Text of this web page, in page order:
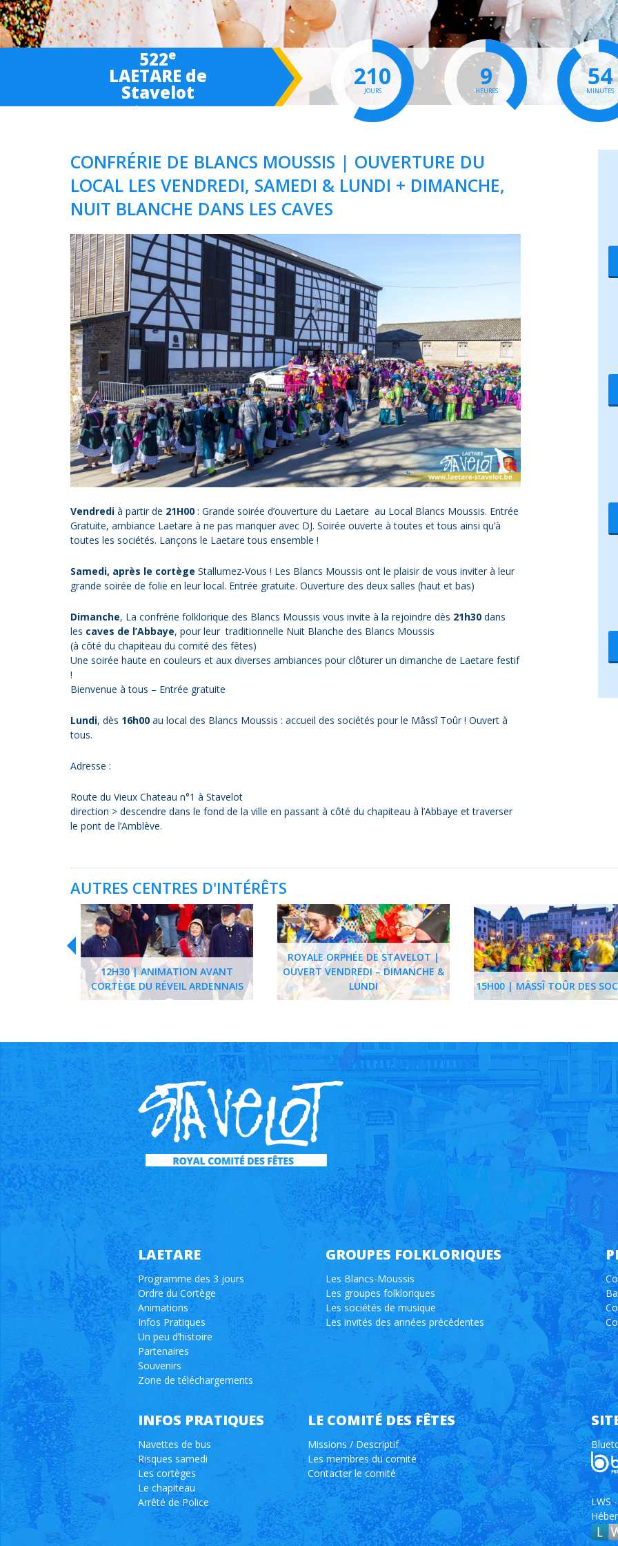
522e
LAETARE de
Stavelot
March 6-7-8 2027
210
JOURS
9
HEURES
54
MINUTES
CONFRÉRIE DE BLANCS MOUSSIS | OUVERTURE DU
LOCAL LES VENDREDI, SAMEDI & LUNDI + DIMANCHE,
NUIT BLANCHE DANS LES CAVES
Vendredi à partir de 21H00 : Grande soirée d’ouverture du Laetare au Local Blancs Moussis. Entrée
Gratuite, ambiance Laetare à ne pas manquer avec DJ. Soirée ouverte à toutes et tous ainsi qu’à
toutes les sociétés. Lançons le Laetare tous ensemble !
Samedi, après le cortège Stallumez-Vous ! Les Blancs Moussis ont le plaisir de vous inviter à leur
grande soirée de folie en leur local. Entrée gratuite. Ouverture des deux salles (haut et bas)
Dimanche, La confrérie folklorique des Blancs Moussis vous invite à la rejoindre dès 21h30 dans
les caves de l’Abbaye, pour leur traditionnelle Nuit Blanche des Blancs Moussis
(à côté du chapiteau du comité des fêtes)
Une soirée haute en couleurs et aux diverses ambiances pour clôturer un dimanche de Laetare festif
!
Bienvenue à tous – Entrée gratuite
Lundi, dès 16h00 au local des Blancs Moussis : accueil des sociétés pour le Mâssî Toûr ! Ouvert à
tous.
Adresse :
Route du Vieux Chateau n°1 à Stavelot
direction > descendre dans le fond de la ville en passant à côté du chapiteau à l’Abbaye et traverser
le pont de l’Amblève.
AUTRES CENTRES D'INTÉRÊTS
12H30 | ANIMATION AVANT
CORTÈGE DU RÉVEIL ARDENNAIS
ROYALE ORPHÉE DE STAVELOT |
OUVERT VENDREDI – DIMANCHE &
LUNDI
15H00 | MÂSSÎ TOÛR DES
LAETARE
Programme des 3 jours
Ordre du Cortège
Animations
Infos Pratiques
Un peu d’histoire
Partenaires
Souvenirs
Zone de téléchargements
GROUPES FOLKLORIQUES
Les Blancs-Moussis
Les groupes folkloriques
Les sociétés de musique
Les invités des années précédentes
INFOS PRATIQUES
Navettes de bus
Risques samedi
Les cortèges
Le chapiteau
Arrêté de Police
LE COMITÉ DES FÊTES
Missions / Descriptif
Les membres du comité
Contacter le comité
LWS